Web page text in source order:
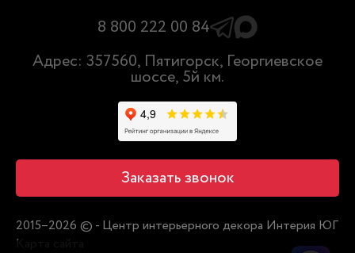
8 800 222 00 84
Адрес: 357560, Пятигорск, Георгиевское
шоссе, 5й км.
Заказать звонок
2015–2026 © - Центр интерьерного декора Интерия ЮГ
Карта сайта